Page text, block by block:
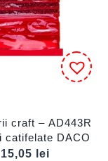
craft – AD443R
catifelate DACO
15,05
lei